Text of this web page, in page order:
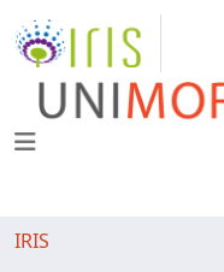
IRIS